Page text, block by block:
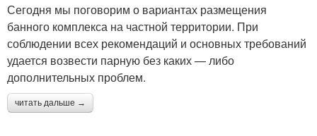
Сегодня мы поговорим о вариантах размещения
банного комплекса на частной территории. При
соблюдении всех рекомендаций и основных требований
удается возвести парную без каких — либо
дополнительных проблем.
читать дальше →